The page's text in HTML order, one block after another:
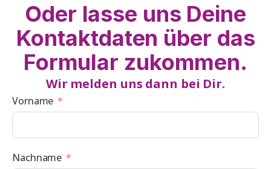
Oder lasse uns Deine
Kontaktdaten über das
Formular zukommen.
Wir melden uns dann bei Dir.
Vorname
Nachname